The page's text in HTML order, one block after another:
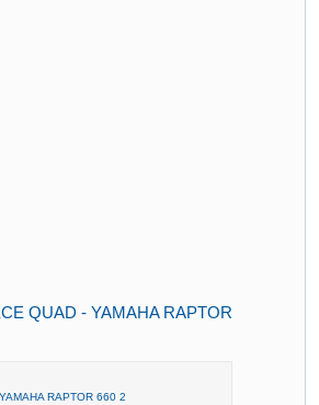
QUAD - YAMAHA RAPTOR
RAPTOR 660 2